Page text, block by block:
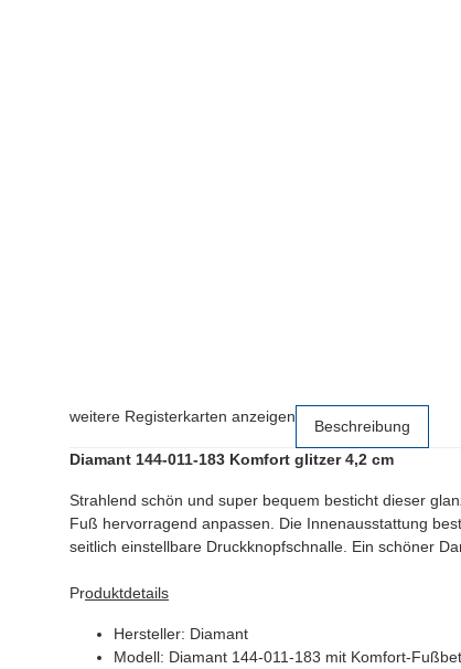
weitere Registerkarten anzeigen
Beschreibung
Diamant 144-011-183 Komfort glitzer 4,2 cm
Strahlend schön und super bequem besticht dieser
Fuß hervorragend anpassen. Die Innenausstattung
seitlich einstellbare Druckknopfschnalle. Ein schöner
Produktdetails
Hersteller: Diamant
Modell: Diamant 144-011-183 mit Komfort-